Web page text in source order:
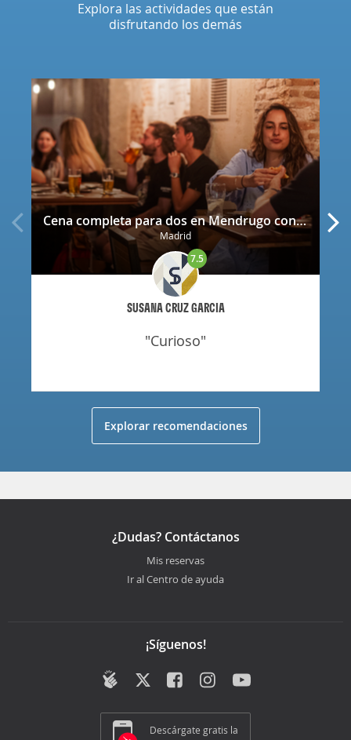
Cena completa para dos en Mendrugo con cerveza artesana incluida
Madrid
SUSANA CRUZ GARCIA
7.5
"curioso"
Explora las actividades que están
disfrutando los demás
Explorar recomendaciones
¿Dudas? Contáctanos
Mis reservas
Ir al Centro de ayuda
¡Síguenos!
Descárgate gratis la